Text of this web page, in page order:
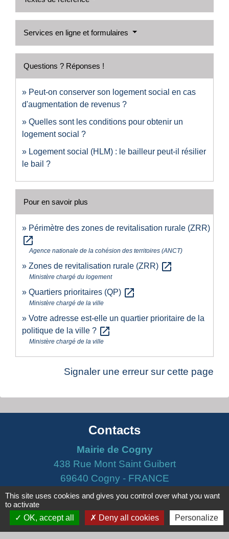
Services en ligne et formulaires
Questions ? Réponses !
Peut-on conserver son logement social en cas
d'augmentation de revenus ?
Quelles sont les conditions pour obtenir un
logement social ?
Logement social (HLM) : le bailleur peut-il résilier
le bail ?
Pour en savoir plus
Périmètre des zones de revitalisation rurale (ZRR)
open_in_new
Agence nationale de la cohésion des territoires (ANCT)
Zones de revitalisation rurale (ZRR) open_in_new
Ministère chargé du logement
Quartiers prioritaires (QP) open_in_new
Ministère chargé de la ville
Votre adresse est-elle un quartier prioritaire de la
politique de la ville ? open_in_new
Ministère chargé de la ville
Signaler une erreur sur cette page
Contacts
Mairie de Cogny
438 Rue Mont Saint Guibert
69640 Cogny - FRANCE
+33 4 74 67 30 55
Contact par formulaire
This site uses cookies and gives you control over what you want
to activate
OK, accept all
Deny all cookies Personalize